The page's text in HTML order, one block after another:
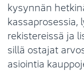
kysynnän
kassaprosessia,
rekistereissä ja
sillä ostajat
asiointia